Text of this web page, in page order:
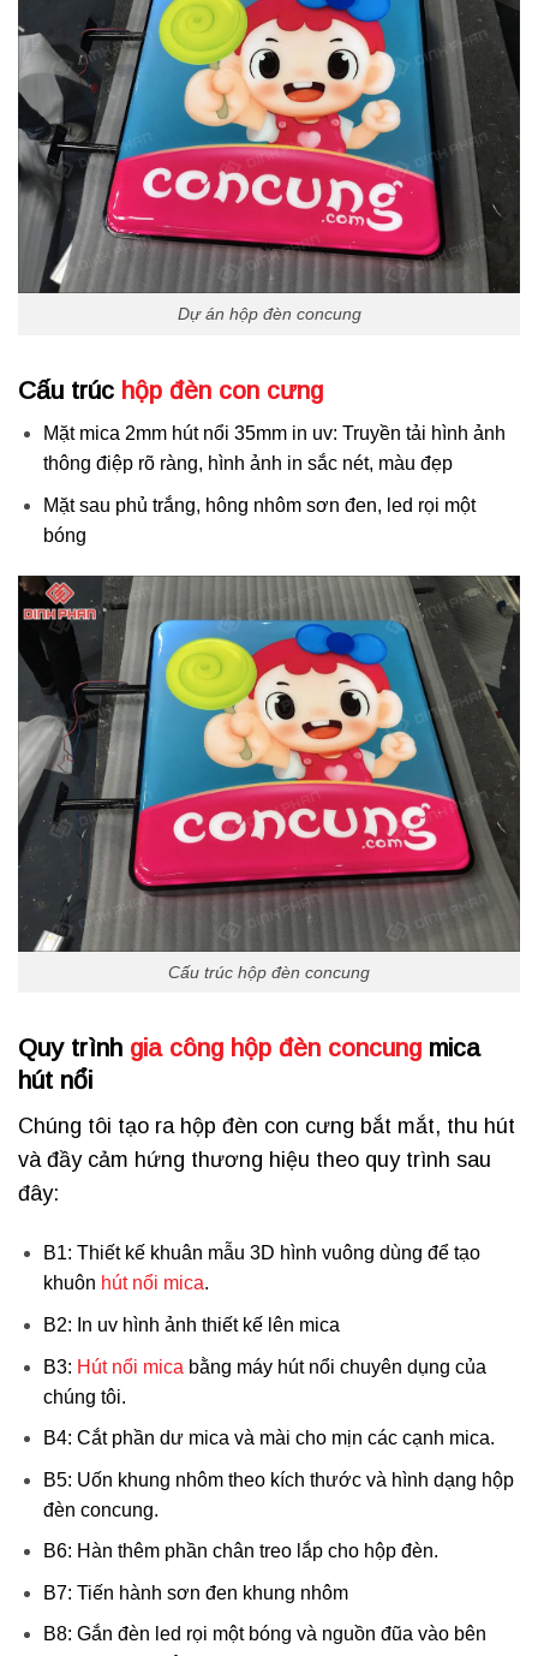
Dự án hộp đèn concung
Cấu trúc hộp đèn con cưng
Mặt mica 2mm hút nổi 35mm in uv: Truyền tải hình ảnh
thông điệp rõ ràng, hình ảnh in sắc nét, màu đẹp
Mặt sau phủ trắng, hông nhôm sơn đen, led rọi một
bóng
Cấu trúc hộp đèn concung
Quy trình gia công hộp đèn concung mica
hút nổi
Chúng tôi tạo ra hộp đèn con cưng bắt mắt, thu hút
và đầy cảm hứng thương hiệu theo quy trình sau
đây:
B1: Thiết kế khuân mẫu 3D hình vuông dùng để tạo
khuôn hút nổi mica.
B2: In uv hình ảnh thiết kế lên mica
B3: Hút nổi mica bằng máy hút nổi chuyên dụng của
chúng tôi.
B4: Cắt phần dư mica và mài cho mịn các cạnh mica.
B5: Uốn khung nhôm theo kích thước và hình dạng hộp
đèn concung.
B6: Hàn thêm phần chân treo lắp cho hộp đèn.
B7: Tiến hành sơn đen khung nhôm
B8: Gắn đèn led rọi một bóng và nguồn đũa vào bên